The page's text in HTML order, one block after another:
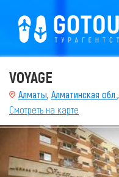
VOYAGE
Алматы, Алматинская обл.,
Смотреть на карте